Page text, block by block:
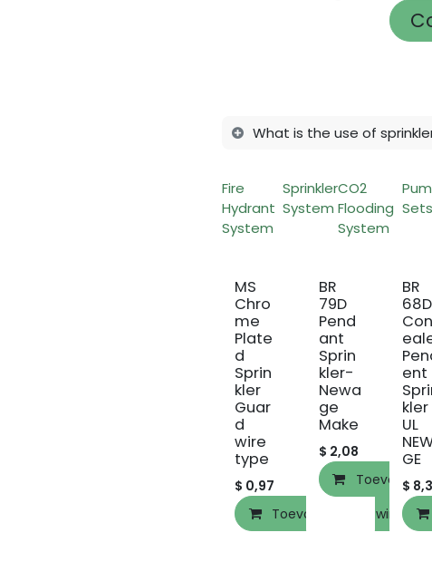
What is the use of
Fire
Hydrant
System
Sprinkler
System
CO2
Flooding
System
Sets
MS
Chro
me
Plate
d
Sprin
kler
Guar
d
wire
type
$ 0,97
Toevoegen aan
BR
79D
Pend
ant
Sprin
kler-
Newa
ge
Make
$ 2,08
BR
68D
ent
kler
UL
GE
$